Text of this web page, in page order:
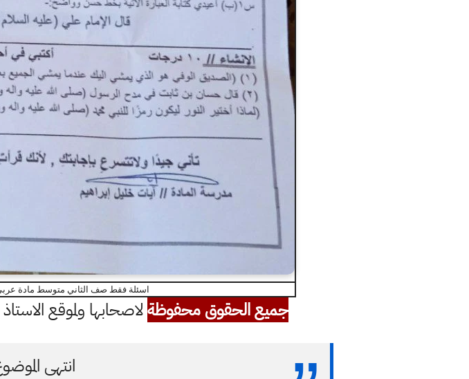
اسئلة فقط صف الثاني متوسط مادة عربي نهاية
جميع الحقوق محفوظةلاصحابها ولموقع
انتهى